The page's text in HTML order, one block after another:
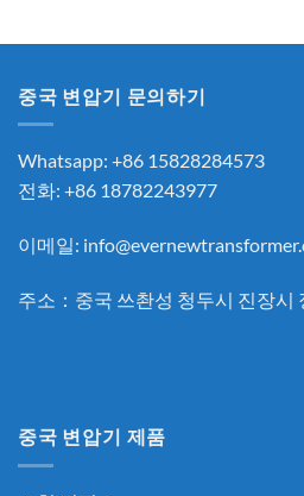
중국 변압기 문의하기
Whatsapp: +86 15828284573
전화: +86 18782243977
이메일:
주소：중국 쓰촨성 청두시 진장시
중국 변압기 제품